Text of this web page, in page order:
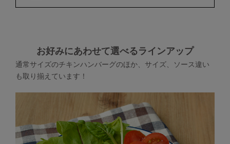
お好みにあわせて選べるラインアップ
通常サイズのチキンハンバーグのほか、サイズ、ソース違い
も取り揃えています！